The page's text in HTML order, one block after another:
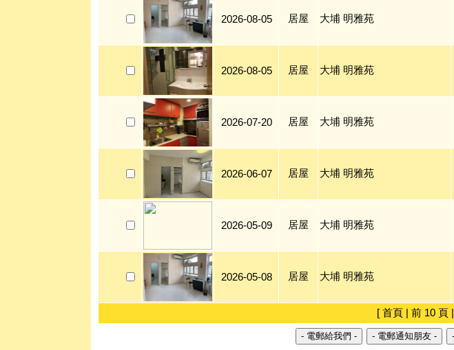
2026-08-05 居屋 大埔 明雅苑
2026-08-05 居屋 大埔 明雅苑
2026-07-20 居屋 大埔 明雅苑
2026-06-07 居屋 大埔 明雅苑
2026-05-09 居屋 大埔 明雅苑
2026-05-08 居屋 大埔 明雅苑
[ 首頁 | 前 10 頁 |